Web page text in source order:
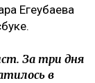
Егеубаева
За три дня
в